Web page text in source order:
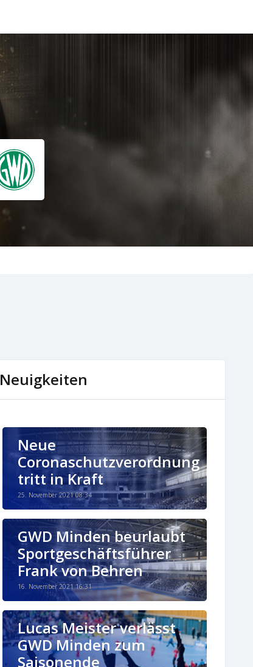
Neuigkeiten
Neue
Coronaschutzverordnung
tritt in Kraft
25. November 2021 08:34
GWD Minden beurlaubt
Sportgeschäftsführer
Frank von Behren
16. November 2021 16:31
Lucas Meister verlässt
GWD Minden zum
Saisonende